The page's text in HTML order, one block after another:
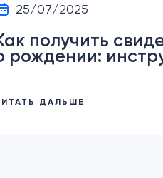
25/07/2025
получить
рождении:
ДАЛЬШЕ